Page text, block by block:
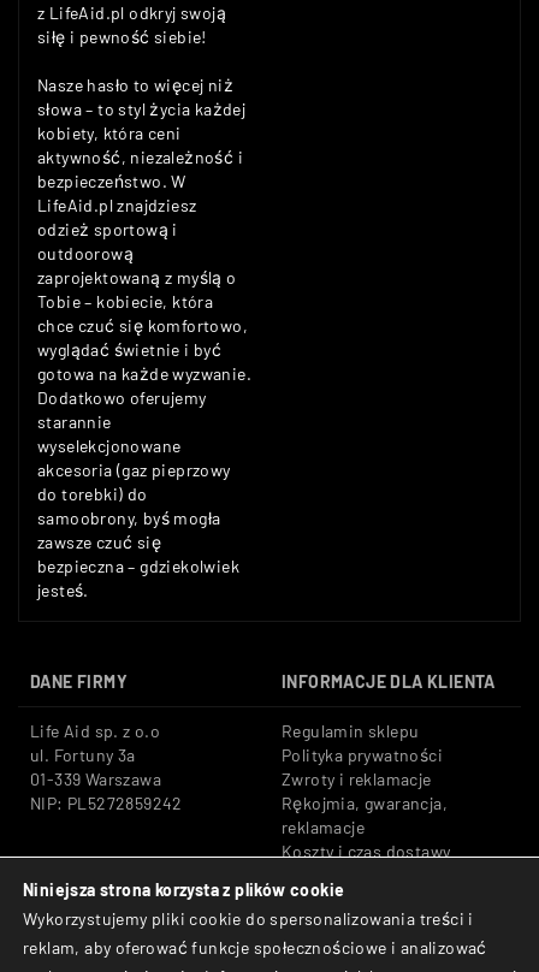
z LifeAid.pl odkryj swoją
siłę i pewność siebie!
Nasze hasło to więcej niż
słowa – to styl życia każdej
kobiety, która ceni
aktywność, niezależność i
bezpieczeństwo. W
LifeAid.pl znajdziesz
odzież sportową i
outdoorową
zaprojektowaną z myślą o
Tobie – kobiecie, która
chce czuć się komfortowo,
wyglądać świetnie i być
gotowa na każde wyzwanie.
Dodatkowo oferujemy
starannie
wyselekcjonowane
akcesoria (gaz pieprzowy
do torebki) do
samoobrony, byś mogła
zawsze czuć się
bezpieczna – gdziekolwiek
jesteś.
DANE FIRMY INFORMACJE DLA KLIENTA
Life Aid sp. z o.o
ul. Fortuny 3a
01-339 Warszawa
NIP: PL5272859242
Regulamin sklepu
Polityka prywatności
Zwroty i reklamacje
Rękojmia, gwarancja,
reklamacje
Koszty i czas dostawy
Tel: +48 533 666 776
E-mail: shop@lifeaid.pl
Bezpieczne płatności:
Przelewy24, BLIK, Karty
płatnicze
Niniejsza strona korzysta z plików cookie
Wykorzystujemy pliki cookie do spersonalizowania treści i
reklam, aby oferować funkcje społecznościowe i analizować